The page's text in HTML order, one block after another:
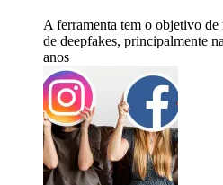
A ferramenta tem o objetivo
de deepfakes, principalmente
anos